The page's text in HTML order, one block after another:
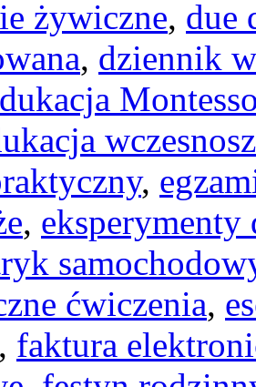
żywiczne, due
, dziennik
,
, eksperymenty
ćwiczenia,
, faktura